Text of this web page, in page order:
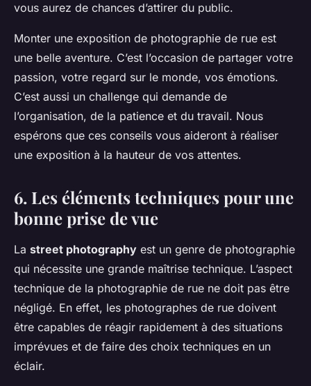
vous aurez de chances d’attirer du public.
Monter une exposition de photographie de rue est
une belle aventure. C’est l’occasion de partager votre
passion, votre regard sur le monde, vos émotions.
C’est aussi un challenge qui demande de
l’organisation, de la patience et du travail. Nous
espérons que ces conseils vous aideront à réaliser
une exposition à la hauteur de vos attentes.
6. Les éléments techniques pour une
bonne prise de vue
La street photography est un genre de photographie
qui nécessite une grande maîtrise technique. L’aspect
technique de la photographie de rue ne doit pas être
négligé. En effet, les photographes de rue doivent
être capables de réagir rapidement à des situations
imprévues et de faire des choix techniques en un
éclair.